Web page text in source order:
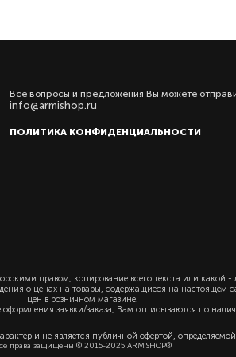
Все вопросы и предложения Вы можете
info@armishop.ru
ПОЛИТИКА КОНФИДЕНЦИАЛЬНОСТИ
правом, копирование всего текста или какой
о ценах на товары, содержащиеся на настоящем
цен в розничном магазине.
оформления заявки/заказа, Вам отписываются по
и не является публичной офертой,
права защищены © 2015-2025 ARMISHOP®